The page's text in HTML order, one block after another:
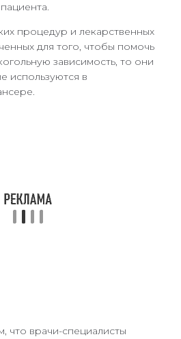
процедур и лекарственных
для того, чтобы помочь
зависимость, то они
используются в
что врачи-специалисты